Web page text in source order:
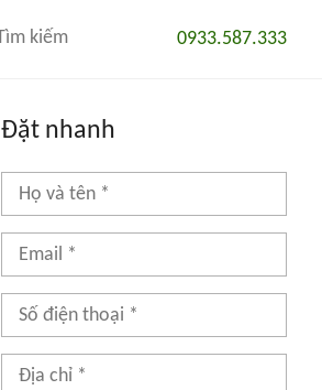
0933.587.333
Đặt nhanh